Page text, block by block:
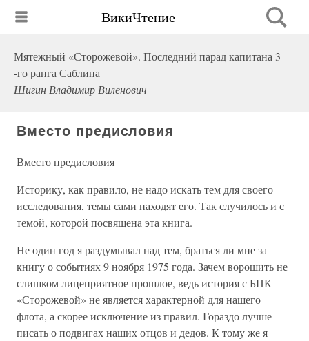
ВикиЧтение
Мятежный «Сторожевой». Последний парад капитана 3
-го ранга Саблина
Шигин Владимир Виленович
Вместо предисловия
Вместо предисловия
Историку, как правило, не надо искать тем для своего
исследования, темы сами находят его. Так случилось и с
темой, которой посвящена эта книга.
Не один год я раздумывал над тем, браться ли мне за
книгу о событиях 9 ноября 1975 года. Зачем ворошить не
слишком лицеприятное прошлое, ведь история с БПК
«Сторожевой» не является характерной для нашего
флота, а скорее исключение из правил. Гораздо лучше
писать о подвигах наших отцов и дедов. К тому же я